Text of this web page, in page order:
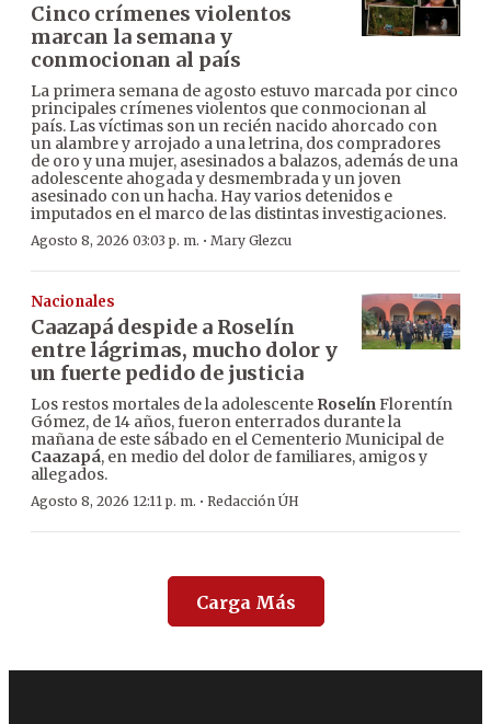
Cinco crímenes violentos
marcan la semana y
conmocionan al país
La primera semana de agosto estuvo marcada por cinco
principales crímenes violentos que conmocionan al
país. Las víctimas son un recién nacido ahorcado con
un alambre y arrojado a una letrina, dos compradores
de oro y una mujer, asesinados a balazos, además de una
adolescente ahogada y desmembrada y un joven
asesinado con un hacha. Hay varios detenidos e
imputados en el marco de las distintas investigaciones.
Agosto 8, 2026 03:03 p. m. · Mary Glezcu
Nacionales
Caazapá despide a Roselín
entre lágrimas, mucho dolor y
un fuerte pedido de justicia
Los restos mortales de la adolescente RoselínFlorentín
Gómez, de 14 años, fueron enterrados durante la
mañana de este sábado en el Cementerio Municipal de
Caazapá, en medio del dolor de familiares, amigos y
allegados.
Agosto 8, 2026 12:11 p. m. · Redacción ÚH
Carga Más